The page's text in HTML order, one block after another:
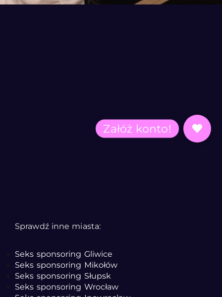
Sprawdź inne miasta:
Seks sponsoring Gliwice
Seks sponsoring Mikołów
Seks sponsoring Słupsk
Seks sponsoring Wrocław